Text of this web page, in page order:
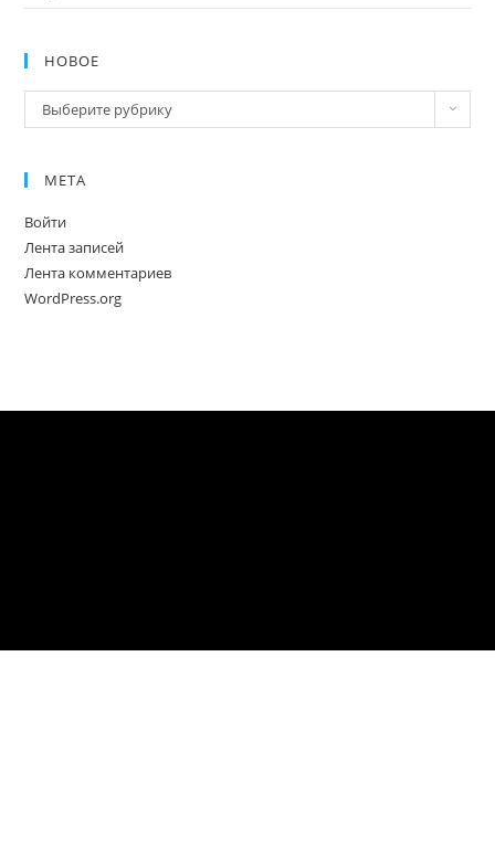
НОВОЕ
Новое
Выберите рубрику
МЕТА
Войти
Лента записей
Лента комментариев
WordPress.org